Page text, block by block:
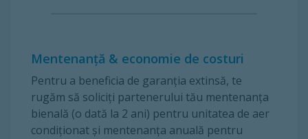
Mentenanţă & economie de costuri
Pentru a beneficia de garanţia extinsă, te
rugăm să soliciţi partenerului tău mentenanţa
bienală (o dată la 2 ani) pentru unitatea de aer
condiţionat şi mentenanţa anuală pentru